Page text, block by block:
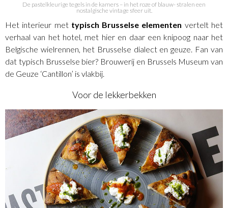
De pastelkleurige tegels in de kamers – in het roze of blauw- stralen een
nostalgische vintage sfeer uit.
Het interieur met typisch Brusselse elementen vertelt het
verhaal van het hotel, met hier en daar een knipoog naar het
Belgische wielrennen, het Brusselse dialect en geuze. Fan van
dat typisch Brusselse bier? Brouwerij en Brussels Museum van
de Geuze ‘Cantillon’ is vlakbij.
Voor de lekkerbekken